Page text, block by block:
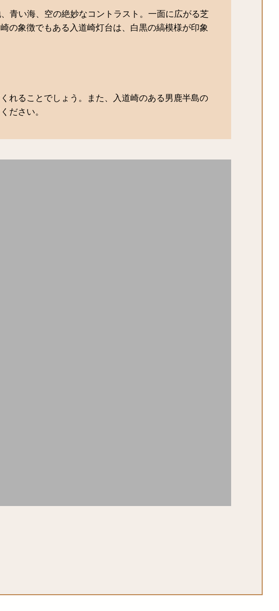
青い海、空の絶妙なコントラスト。一面に広がる芝
の象徴でもある入道崎灯台は、白黒の縞模様が印象
れることでしょう。また、入道崎のある男鹿半島の
ださい。